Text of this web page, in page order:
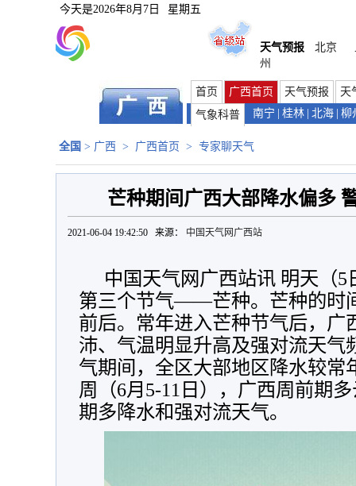
今天是2026年8月7日 星期五
天气预报 北京
州
首页 广西首页 天气预报
天
气象科普
南宁 桂林 北海 柳
全国 > 广西 > 广西首页 > 专家聊天气
芒种期间广西大部降水偏多
2021-06-04 19:42:50 来源： 中国天气网广西站
中国天气网广西站讯 明天（
第三个节气——芒种。芒种的时
前后。常年进入芒种节气后，广
沛、气温明显升高及强对流天气
气期间，全区大部地区降水较常
周（6月5-11日），广西周前期
期多降水和强对流天气。